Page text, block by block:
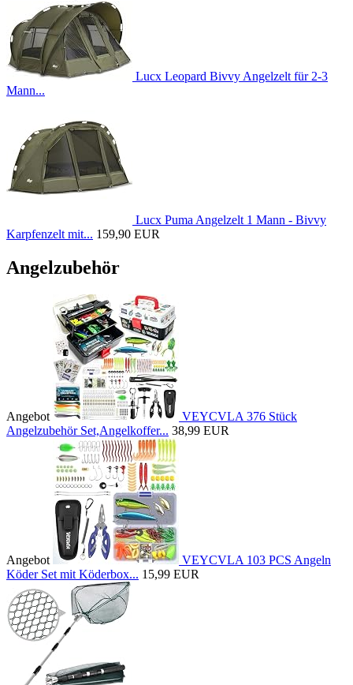
Lucx Leopard Bivvy Angelzelt für 2-3
Mann...
Lucx Puma Angelzelt 1 Mann - Bivvy
Karpfenzelt mit... 159,90 EUR
Angelzubehör
Angebot
VEYCVLA 376 Stück
Angelzubehör Set,Angelkoffer... 38,99 EUR
Angebot
VEYCVLA 103 PCS Angeln
Köder Set mit Köderbox... 15,99 EUR